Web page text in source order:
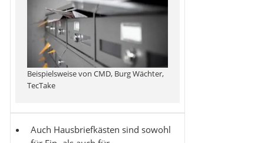
Beispielsweise von CMD, Burg Wächter,
TecTake
Auch Hausbriefkästen sind sowohl